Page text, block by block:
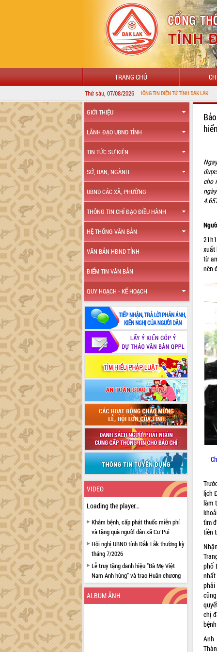
TRANG CHỦ
Thứ sáu, 07/08/2026
CHÀO MỪNG ĐẾN VỚI CỔNG THÔNG TIN ĐIỆN TỬ TỈNH ĐẮK LẮK
GIỚI THIỆU
LÃNH ĐẠO UBND TỈNH
TIN TỨC SỰ KIỆN
SỞ, BAN, NGÀNH
UBND CÁC XÃ, PHƯỜNG
THÔNG TIN CHỈ ĐẠO ĐIỀU HÀNH
HỆ THỐNG VĂN BẢN
VĂN BẢN HĐND TỈNH
ĐIỂM TIN VĂN BẢN
QUY HOẠCH - KẾ HOẠCH
VIDEO
Loading the player...
Khám bệnh, cấp phát thuốc miễn phí
và tặng quà người dân xã Cư Pui
Hội nghị UBND tỉnh Đắk Lắk thường kỳ
tháng 7/2026
Lễ truy tặng danh hiệu “Bà Mẹ Việt
Nam Anh hùng” và trao Huân chương
Lao động
UBND tỉnh Đắk Lắk triển khai nhiệm
vụ 6 tháng cuối năm 2026
ALBUM ẢNH
cho
xuất
từ
nên
lịch
làm
tìm
tiền
phố
phải
chị
Anh